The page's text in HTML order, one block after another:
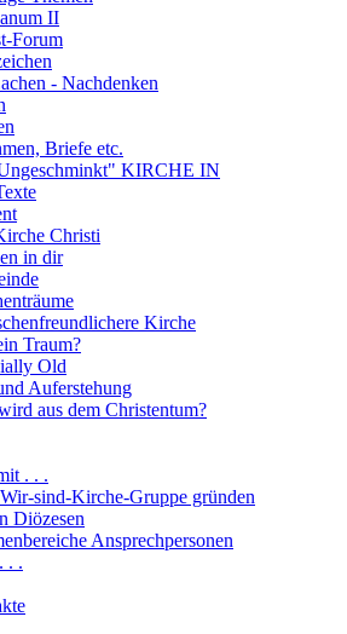
II
Forum
- Nachdenken
Briefe etc.
KIRCHE IN
Christi
in dir
Kirche
Traum?
Old
Auferstehung
aus dem Christentum?
. . .
sind-Kirche-Gruppe gründen
Diözesen
Ansprechpersonen
. .